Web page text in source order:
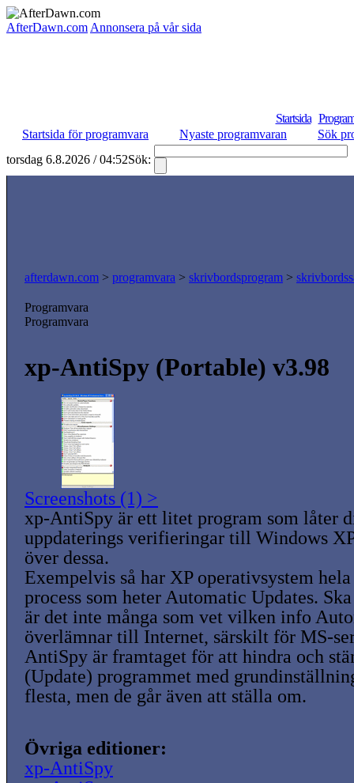
AfterDawn.com Annonsera på vår sida
Startsida
Startsida för programvara
Nyaste programvaran
Sök
torsdag 6.8.2026 / 04:52Sök:
afterdawn.com > programvara > skrivbordsprogram >
Programvara
Programvara
xp-AntiSpy (Portable) v3.98
Screenshots (1) >
xp-AntiSpy är ett litet program som låter
uppdaterings verifieringar till Windows
över dessa.
Exempelvis så har XP operativsystem
process som heter Automatic Updates.
är det inte många som vet vilken info
överlämnar till Internet, särskilt för MS-
AntiSpy är framtaget för att hindra och
(Update) programmet med
flesta, men de går även att ställa om.
Övriga editioner:
xp-AntiSpy